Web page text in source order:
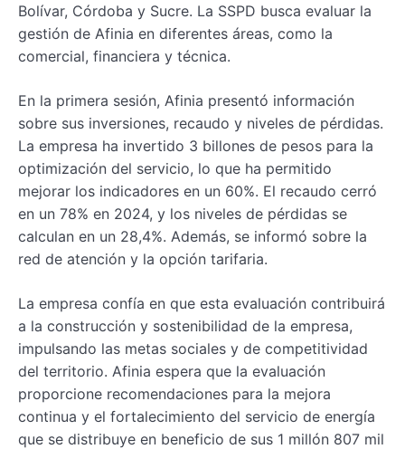
Bolívar, Córdoba y Sucre. La SSPD busca evaluar la
gestión de Afinia en diferentes áreas, como la
comercial, financiera y técnica.
En la primera sesión, Afinia presentó información
sobre sus inversiones, recaudo y niveles de pérdidas.
La empresa ha invertido 3 billones de pesos para la
optimización del servicio, lo que ha permitido
mejorar los indicadores en un 60%. El recaudo cerró
en un 78% en 2024, y los niveles de pérdidas se
calculan en un 28,4%. Además, se informó sobre la
red de atención y la opción tarifaria.
La empresa confía en que esta evaluación contribuirá
a la construcción y sostenibilidad de la empresa,
impulsando las metas sociales y de competitividad
del territorio. Afinia espera que la evaluación
proporcione recomendaciones para la mejora
continua y el fortalecimiento del servicio de energía
que se distribuye en beneficio de sus 1 millón 807 mil